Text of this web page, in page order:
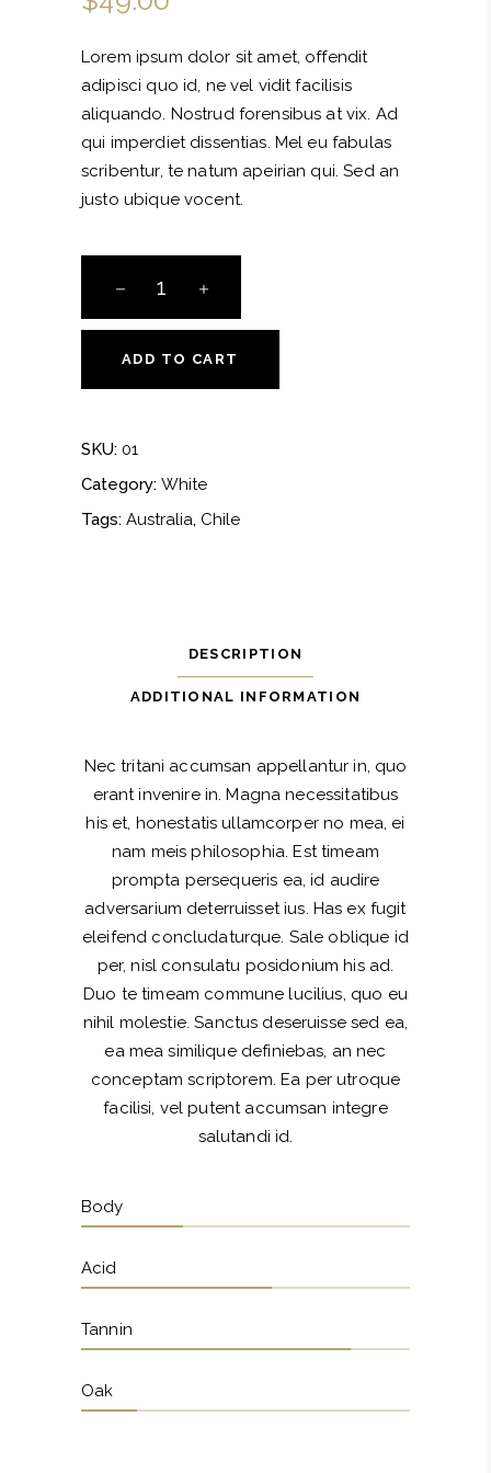
based
rating
Lorem ipsum dolor sit amet, offendit
adipisci quo id, ne vel vidit facilisis
aliquando. Nostrud forensibus at vix. Ad
qui imperdiet dissentias. Mel eu fabulas
scribentur, te natum apeirian qui. Sed an
justo ubique vocent.
Pinot
Grigio
quantityADD TO CART
SKU: 01
Category: White
Tags: Australia, Chile
DESCRIPTION
ADDITIONAL INFORMATION
Nec tritani accumsan appellantur in, quo
erant invenire in. Magna necessitatibus
his et, honestatis ullamcorper no mea, ei
nam meis philosophia. Est timeam
prompta persequeris ea, id audire
adversarium deterruisset ius. Has ex fugit
eleifend concludaturque. Sale oblique id
per, nisl consulatu posidonium his ad.
Duo te timeam commune lucilius, quo eu
nihil molestie. Sanctus deseruisse sed ea,
ea mea similique definiebas, an nec
conceptam scriptorem. Ea per utroque
facilisi, vel putent accumsan integre
salutandi id.
Body
Acid
Tannin
Oak